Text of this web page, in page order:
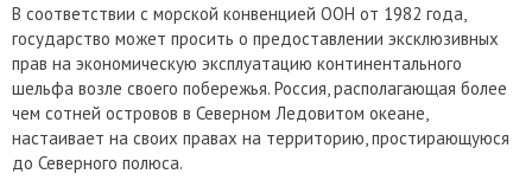
В соответствии с морской конвенцией ООН от 1982 года,
государство может просить о предоставлении эксклюзивных
прав на экономическую эксплуатацию континентального
шельфа возле своего побережья. Россия, располагающая более
чем сотней островов в Северном Ледовитом океане,
настаивает на своих правах на территорию, простирающуюся
до Северного полюса.